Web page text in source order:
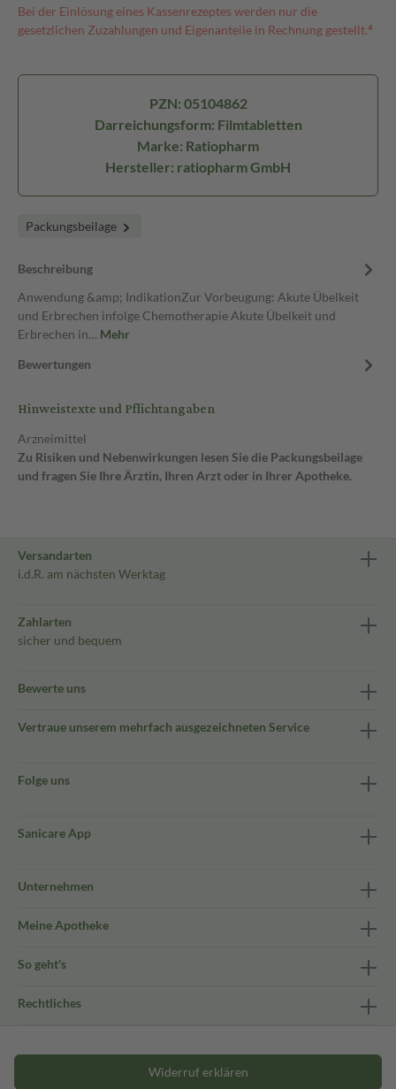
Bei der Einlösung eines Kassenrezeptes werden nur die
gesetzlichen Zuzahlungen und Eigenanteile in Rechnung gestellt.⁴
PZN: 05104862
Darreichungsform: Filmtabletten
Marke: Ratiopharm
Hersteller: ratiopharm GmbH
Packungsbeilage
Beschreibung
Anwendung &amp; IndikationZur Vorbeugung: Akute Übelkeit
und Erbrechen infolge Chemotherapie Akute Übelkeit und
Erbrechen in… Mehr
Bewertungen
Hinweistexte und Pflichtangaben
Arzneimittel
Zu Risiken und Nebenwirkungen lesen Sie die Packungsbeilage
und fragen Sie Ihre Ärztin, Ihren Arzt oder in Ihrer Apotheke.
Versandarten
i.d.R. am nächsten Werktag
Zahlarten
sicher und bequem
Bewerte uns
Vertraue unserem mehrfach ausgezeichneten Service
Folge uns
Sanicare App
Unternehmen
Meine Apotheke
So geht's
Rechtliches
Widerruf erklären